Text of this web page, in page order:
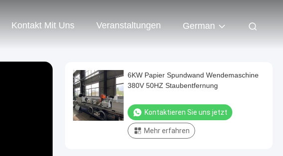
Kontakt Mit Uns Veranstaltungen German
6KW Papier Spundwand Wendemaschine
380V 50HZ Staubentfernung
Kontaktieren Sie uns jetzt
Mehr erfahren